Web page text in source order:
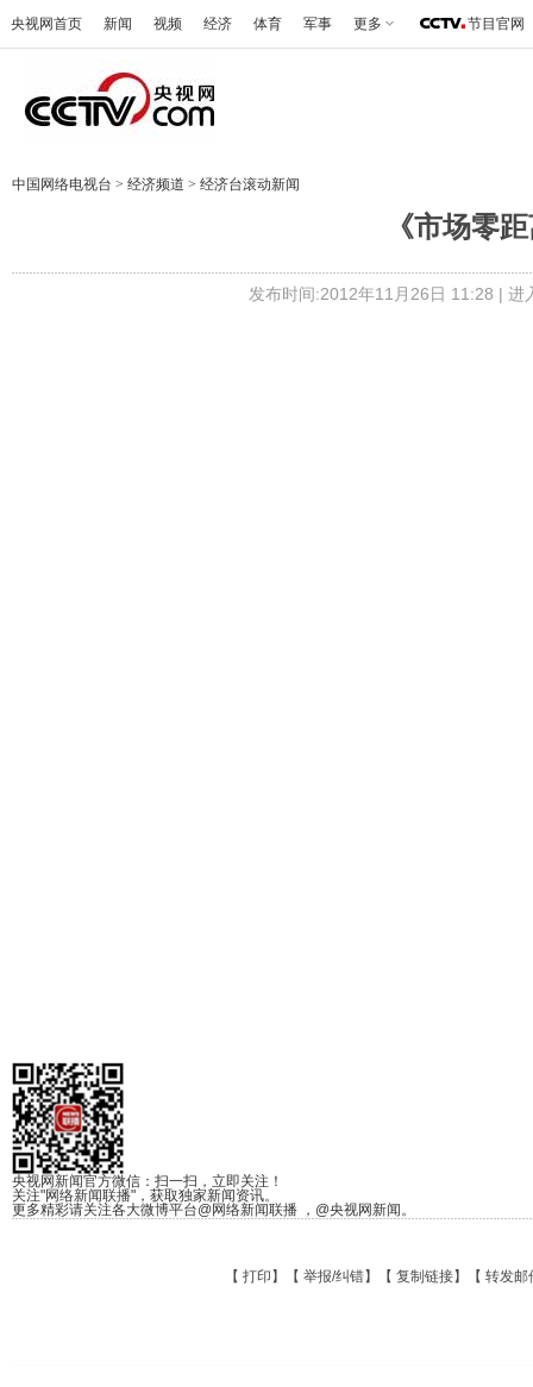
央视网首页 新闻 视频 经济 体育 军事 更多 节目官网
中国网络电视台 > 经济频道 > 经济台滚动新闻
《市场零
发布时间:2012年11月26日 11:28 | 进
央视网新闻官方微信：扫一扫，立即关注！
关注"网络新闻联播"，获取独家新闻资讯。
更多精彩请关注各大微博平台@网络新闻联播 ，@央视网新闻。
【 打印 】【 举报/纠错】【 复制链接】【 转发邮